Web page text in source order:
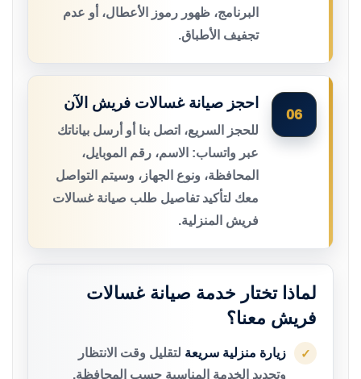
البرنامج، ظهور رموز الأعطال، أو عدم
تجفيف الأطباق.
06
احجز صيانة غسالات فريش الآن
للحجز السريع، اتصل بنا أو أرسل بياناتك
عبر واتساب: الاسم، رقم الموبايل،
المحافظة، ونوع الجهاز، وسيتم التواصل
معك لتأكيد تفاصيل طلب صيانة غسالات
فريش المنزلية.
لماذا تختار خدمة صيانة غسالات
فريش معنا؟
✓ زيارة منزلية سريعة لتقليل وقت الانتظار
وتحديد الخدمة المناسبة حسب المحافظة.